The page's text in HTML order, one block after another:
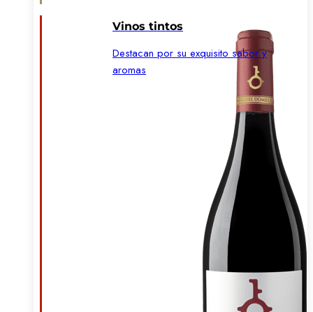
Vinos tintos
Destacan por su exquisito sabor y
aromas